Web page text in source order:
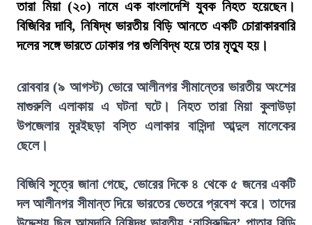
তারা মিয়া (২০) নামে এক বাংলাদেশি যুবক নিহত হয়েছেন।
বিজিবির দাবি, নিষিদ্ধ ভারতীয় বিড়ি আনতে একটি চোরাকারবারি
দলের সঙ্গে ভারতে ঢোকার পর গুলিবিদ্ধ হয়ে তার মৃত্যু হয়।
রোববার (৯ আগস্ট) ভোরে আলীনগর সীমান্তের ভারতীয় অংশের
মাগুরুলি এলাকায় এ ঘটনা ঘটে। নিহত তারা মিয়া কুলাউড়া
উপজেলার মুরইছড়া বস্তি এলাকার বাসিন্দা আব্দুল মালেকের
ছেলে।
বিজিবি সূত্রে জানা গেছে, ভোরের দিকে ৪ থেকে ৫ জনের একটি
দল আলীনগর সীমান্ত দিয়ে ভারতের ভেতরে প্রবেশ করে। তাদের